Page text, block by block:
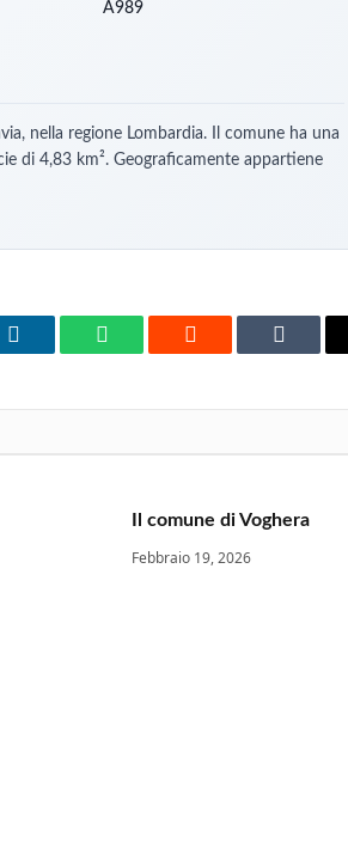
A989
nella regione Lombardia. Il comune ha una
di 4,83 km². Geograficamente appartiene
LinkedIn WhatsAppReddit Tumblr
Il comune di Voghera
Febbraio 19, 2026